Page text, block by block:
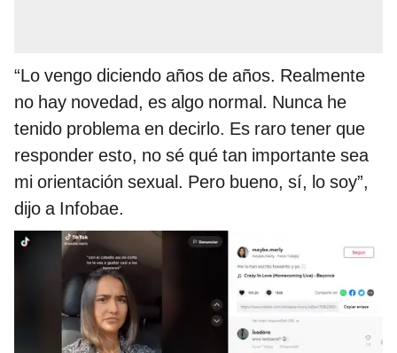
“Lo vengo diciendo años de años. Realmente
no hay novedad, es algo normal. Nunca he
tenido problema en decirlo. Es raro tener que
responder esto, no sé qué tan importante sea
mi orientación sexual. Pero bueno, sí, lo soy”,
dijo a Infobae.